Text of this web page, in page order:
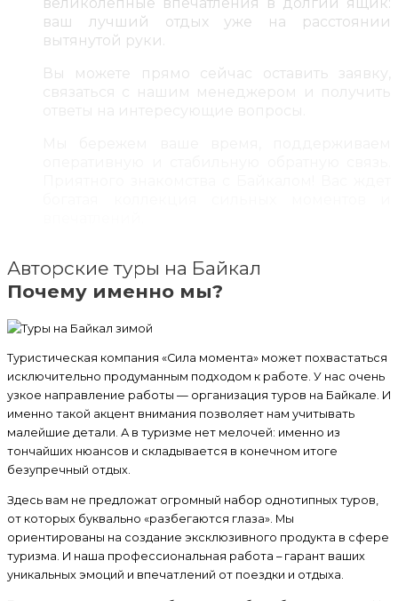
ваш лучший отдых уже на расстоянии
вытянутой руки.
Вы можете прямо сейчас оставить заявку,
связаться с нашим менеджером и получить
Авторские туры на Байкал
Почему именно мы?
Туристическая компания «Сила момента» может похвастаться
исключительно продуманным подходом к работе. У нас очень
узкое направление работы — организация туров на Байкале. И
именно такой акцент внимания позволяет нам учитывать
малейшие детали. А в туризме нет мелочей: именно из
тончайших нюансов и складывается в конечном итоге
безупречный отдых.
Здесь вам не предложат огромный набор однотипных туров,
от которых буквально «разбегаются глаза». Мы
ориентированы на создание эксклюзивного продукта в сфере
туризма. И наша профессиональная работа – гарант ваших
уникальных эмоций и впечатлений от поездки и отдыха.